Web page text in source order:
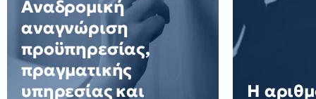
Αναδρομική
αναγνώριση
προϋπηρεσίας,
πραγματικής
υπηρεσίας και
Η